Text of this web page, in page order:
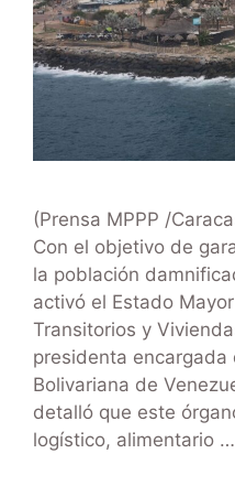
(Prensa MPPP /
Con el objetivo de
la población
activó el Estado
Transitorios y
presidenta encargada
Bolivariana de
detalló que este
logístico, alimentario …